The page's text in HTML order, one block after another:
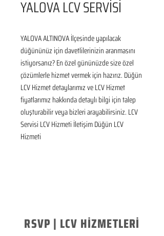
YALOVA LCV SERVİSİ
YALOVA ALTINOVA İlçesinde yapılacak
düğününüz için davetlilerinizin aranmasını
istiyorsanız? En özel gününüzde size özel
çözümlerle hizmet vermek için hazırız. Düğün
LCV Hizmet detaylarımız ve LCV Hizmet
fiyatlarımız hakkında detaylı bilgi için talep
oluşturabilir veya bizleri arayabilirsiniz. LCV
Servisi LCV Hizmeti İletişim Düğün LCV
Hizmeti
RSVP | LCV HİZMETLERİ